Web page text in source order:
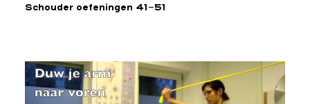
Schouder oefeningen 41-51